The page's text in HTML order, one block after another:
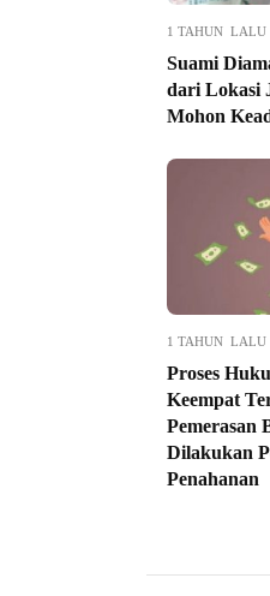
1 TAHUN LALU
Suami
dari Lokasi
Mohon
1 TAHUN LALU
Proses
Keempat
Pemerasan
Dilakukan
Penahanan